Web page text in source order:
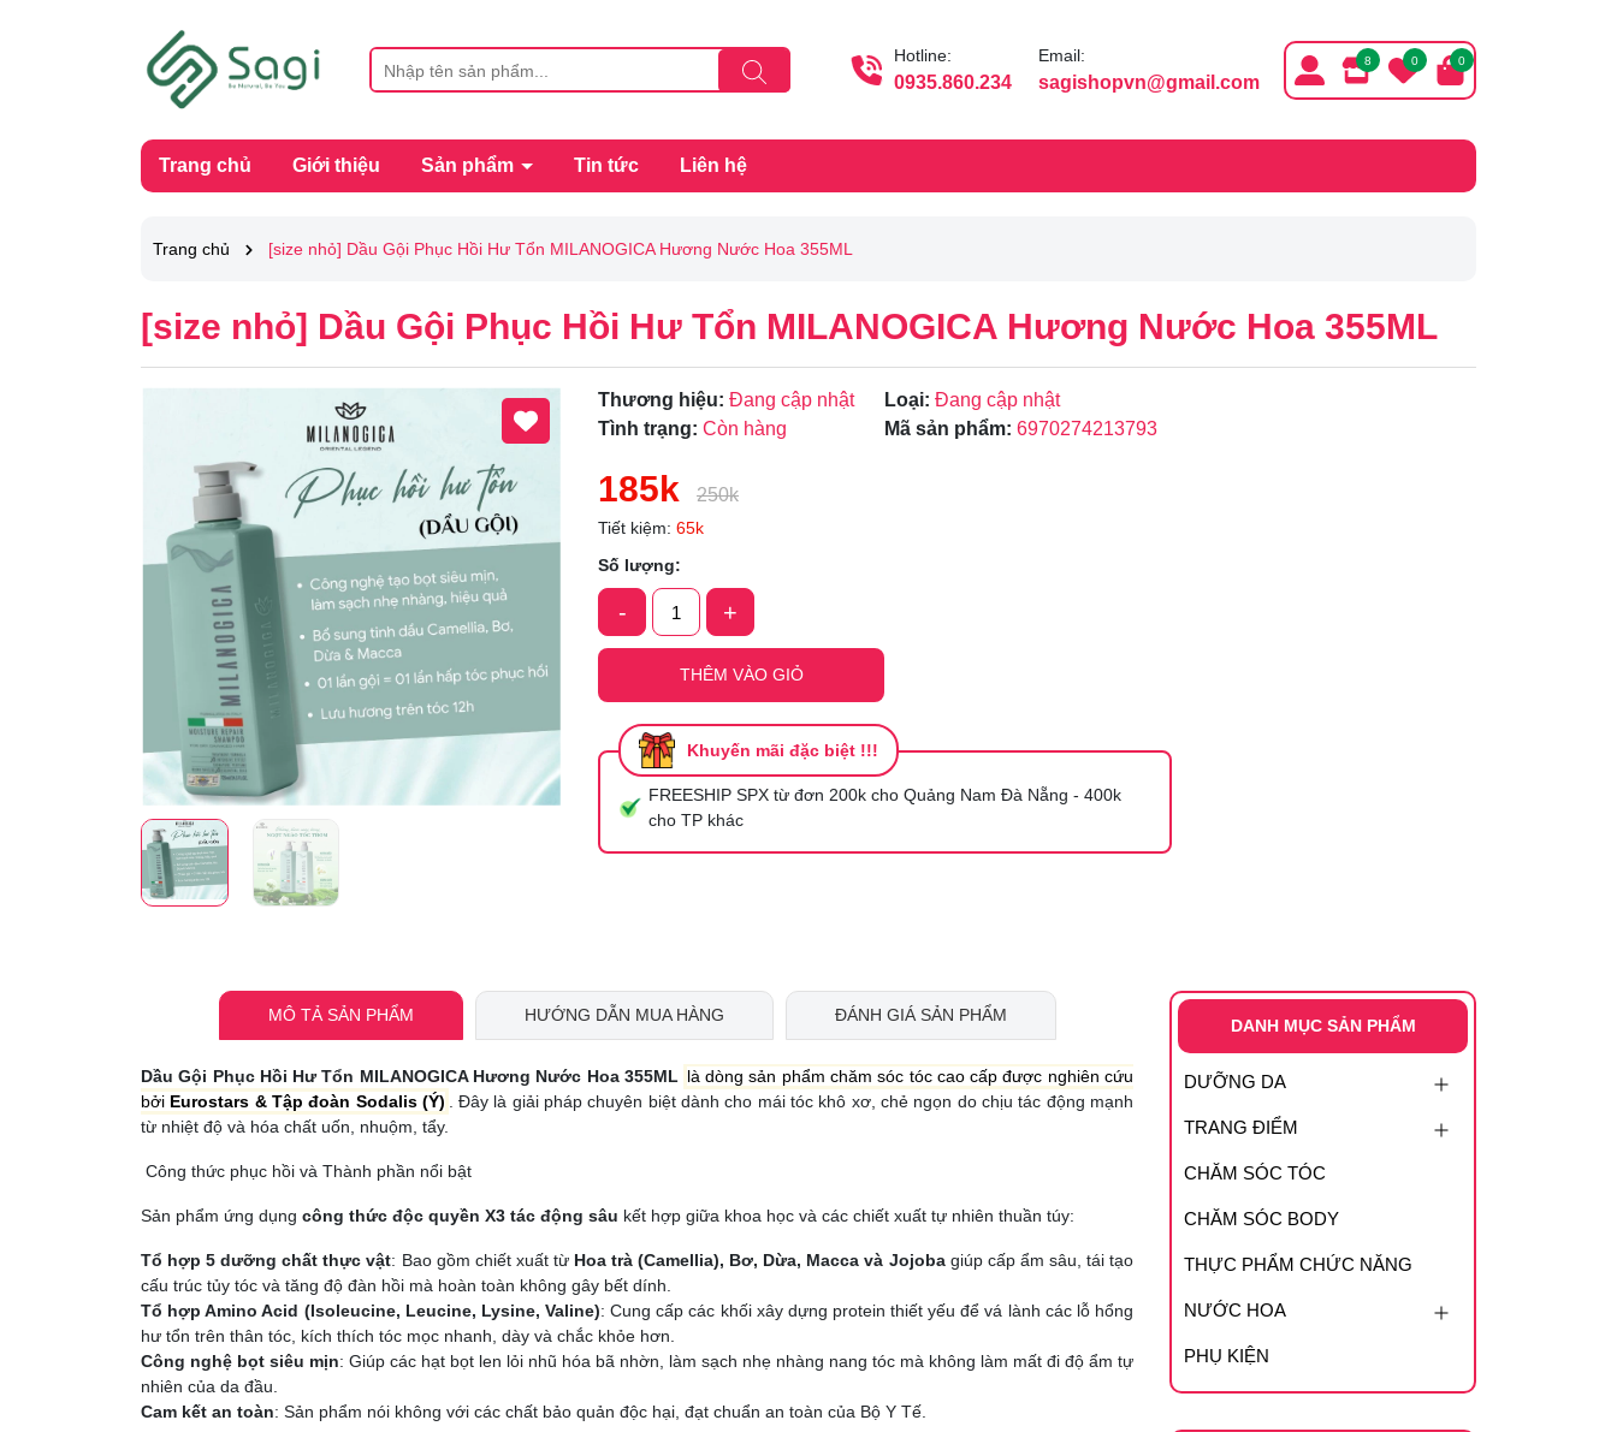
Hotline:
0935.860.234
Email:
sagishopvn@gmail.com
8 0 0
Trang chủ Giới thiệu Sản phẩm Tin tức Liên hệ
Trang chủ [size nhỏ] Dầu Gội Phục Hồi Hư Tổn MILANOGICA Hương Nước Hoa 355ML
[size nhỏ] Dầu Gội Phục Hồi Hư Tổn MILANOGICA Hương Nước Hoa 355ML
Thương hiệu: Đang cập nhật Loại: Đang cập nhật
Tình trạng: Còn hàng Mã sản phẩm: 6970274213793
185k 250k
Tiết kiệm: 65k
Số lượng:
- +
THÊM VÀO GIỎ
Khuyến mãi đặc biệt !!!
FREESHIP SPX từ đơn 200k cho Quảng Nam Đà Nẵng - 400k
cho TP khác
Điều kiện:
MÔ TẢ SẢN PHẨM HƯỚNG DẪN MUA HÀNG ĐÁNH GIÁ SẢN PHẨM
Dầu Gội Phục Hồi Hư Tổn MILANOGICA Hương Nước Hoa 355ML là dòng sản phẩm chăm sóc tóc cao cấp được nghiên cứu
bởi Eurostars & Tập đoàn Sodalis (Ý)
. Đây là giải pháp chuyên biệt dành cho mái tóc khô xơ, chẻ ngọn do chịu tác động mạnh
từ nhiệt độ và hóa chất uốn, nhuộm, tẩy.
Công thức phục hồi và Thành phần nổi bật
Sản phẩm ứng dụng công thức độc quyền X3 tác động sâu kết hợp giữa khoa học và các chiết xuất tự nhiên thuần túy:
Tổ hợp 5 dưỡng chất thực vật: Bao gồm chiết xuất từ Hoa trà (Camellia), Bơ, Dừa, Macca và Jojobagiúp cấp ẩm sâu, tái tạo
cấu trúc tủy tóc và tăng độ đàn hồi mà hoàn toàn không gây bết dính.
Tổ hợp Amino Acid (Isoleucine, Leucine, Lysine, Valine): Cung cấp các khối xây dựng protein thiết yếu để vá lành các lỗ hổng
hư tổn trên thân tóc, kích thích tóc mọc nhanh, dày và chắc khỏe hơn.
Công nghệ bọt siêu mịn: Giúp các hạt bọt len lỏi nhũ hóa bã nhờn, làm sạch nhẹ nhàng nang tóc mà không làm mất đi độ ẩm tự
nhiên của da đầu.
Cam kết an toàn: Sản phẩm nói không với các chất bảo quản độc hại, đạt chuẩn an toàn của Bộ Y Tế.
DANH MỤC SẢN PHẨM
DƯỠNG DA
TRANG ĐIỂM
CHĂM SÓC TÓC
CHĂM SÓC BODY
THỰC PHẨM CHỨC NĂNG
NƯỚC HOA
PHỤ KIỆN